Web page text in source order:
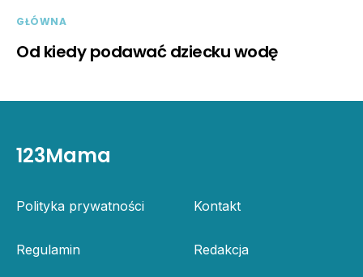
GŁÓWNA
Od kiedy podawać dziecku wodę
123Mama
Polityka prywatności Kontakt
Regulamin Redakcja